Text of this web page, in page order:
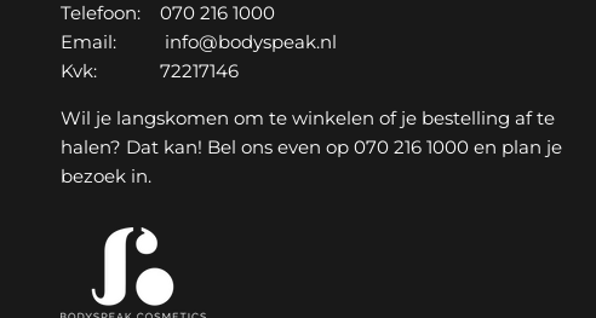
Telefoon: 070 216 1000
Email: info@bodyspeak.nl
Kvk: 72217146
Wil je langskomen om te winkelen of je bestelling af te
halen? Dat kan! Bel ons even op 070 216 1000 en plan je
bezoek in.